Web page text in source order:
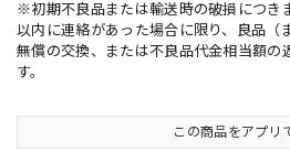
※初期不良品または輸送時の破損につき
以内に連絡があった場合に限り、良品（
無償の交換、または不良品代金相当額の
す。
この商品をアプリ